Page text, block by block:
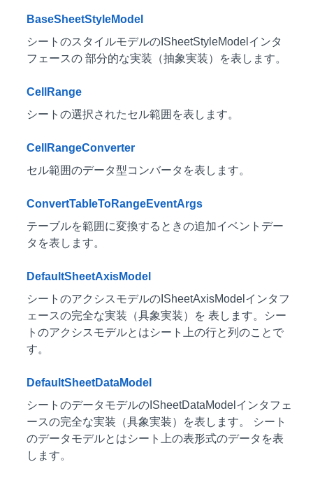
BaseSheetStyleModel
シートのスタイルモデルのISheetStyleModelインタ
フェースの 部分的な実装（抽象実装）を表します。
CellRange
シートの選択されたセル範囲を表します。
CellRangeConverter
セル範囲のデータ型コンバータを表します。
ConvertTableToRangeEventArgs
テーブルを範囲に変換するときの追加イベントデー
タを表します。
DefaultSheetAxisModel
シートのアクシスモデルのISheetAxisModelインタフ
ェースの完全な実装（具象実装）を 表します。シー
トのアクシスモデルとはシート上の行と列のことで
す。
DefaultSheetDataModel
シートのデータモデルのISheetDataModelインタフェ
ースの完全な実装（具象実装）を表します。 シート
のデータモデルとはシート上の表形式のデータを表
します。